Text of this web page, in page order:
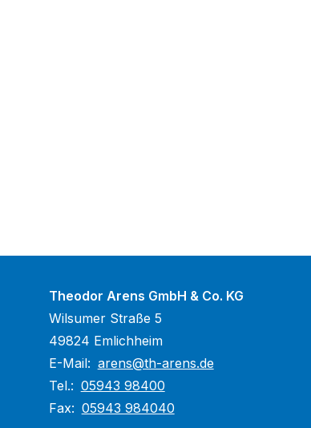
Theodor Arens GmbH & Co. KG
Wilsumer Straße 5
49824 Emlichheim
E-Mail: arens@th-arens.de
Tel.: 05943 98400
Fax: 05943 984040